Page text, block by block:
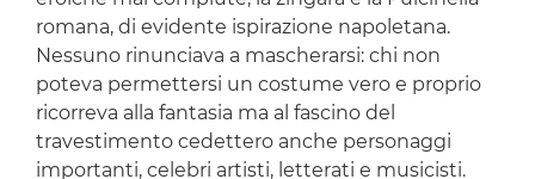
romana, di evidente ispirazione napoletana.
Nessuno rinunciava a mascherarsi: chi non
poteva permettersi un costume vero e proprio
ricorreva alla fantasia ma al fascino del
travestimento cedettero anche personaggi
importanti, celebri artisti, letterati e musicisti.